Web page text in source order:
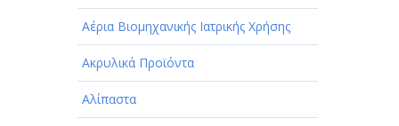
Αέρια Βιομηχανικής Ιατρικής Χρήσης
Ακρυλικά Προϊόντα
Αλίπαστα